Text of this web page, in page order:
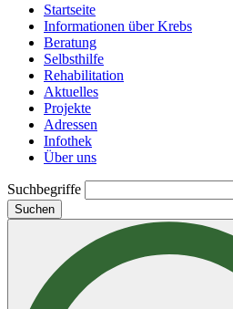
Startseite
Informationen über Krebs
Beratung
Selbsthilfe
Rehabilitation
Aktuelles
Projekte
Adressen
Infothek
Über uns
Suchbegriffe
Suchen